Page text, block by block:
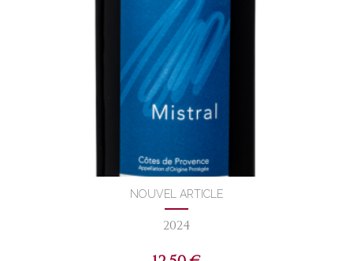
NOUVEL ARTICLE
2024